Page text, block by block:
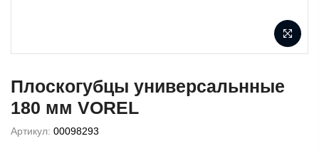
Плоскогубцы универсальнные
180 мм VOREL
Артикул: 00098293